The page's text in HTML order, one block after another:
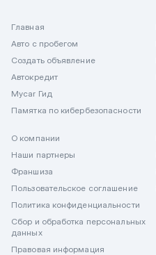
Главная
Авто с пробегом
Создать объявление
Автокредит
Mycar Гид
Памятка по кибербезопасности
О компании
Наши партнеры
Франшиза
Пользовательское соглашение
Политика конфиденциальности
Сбор и обработка персональных
данных
Правовая информация